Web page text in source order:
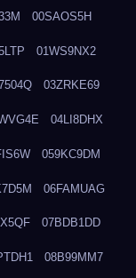
00SAOS5H
01WS9NX2
03ZRKE69
04LI8DHX
059KC9DM
06FAMUAG
07BDB1DD
08B99MM7